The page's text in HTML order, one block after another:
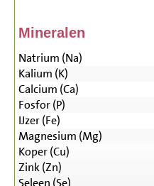
Mineralen
Natrium (Na)
Kalium (K)
Calcium (Ca)
Fosfor (P)
IJzer (Fe)
Magnesium (Mg)
Koper (Cu)
Zink (Zn)
Seleen (Se)